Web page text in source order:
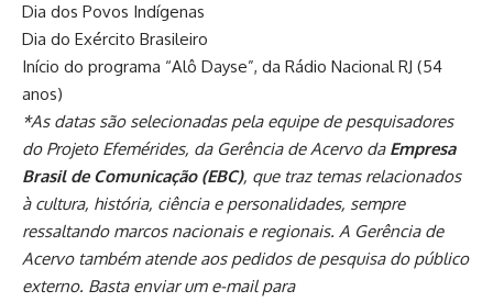
Dia dos Povos Indígenas
Dia do Exército Brasileiro
Início do programa “Alô Dayse”, da Rádio Nacional RJ (54
anos)
*As datas são selecionadas pela equipe de pesquisadores
do Projeto Efemérides, da Gerência de Acervo da Empresa
Brasil de Comunicação (EBC), que traz temas relacionados
à cultura, história, ciência e personalidades, sempre
ressaltando marcos nacionais e regionais. A Gerência de
Acervo também atende aos pedidos de pesquisa do público
externo. Basta enviar um e-mail para